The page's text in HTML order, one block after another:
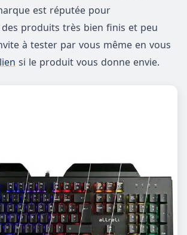
est réputée pour
produits très bien finis et peu
à tester par vous même en vous
si le produit vous donne envie.